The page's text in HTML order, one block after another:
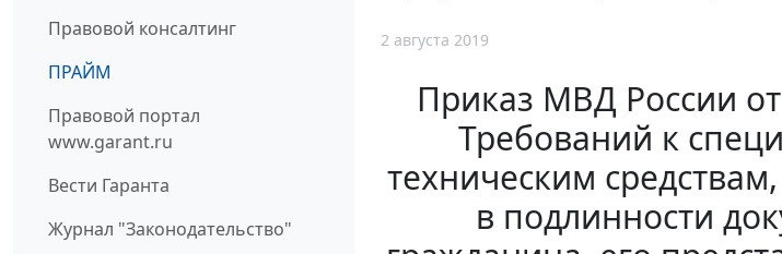
Правовой консалтинг
ПРАЙМ
Правовой портал
www.garant.ru
Вести Гаранта
Журнал "Законодательство"
2 августа 2019
Приказ МВД России
Требований к
техническим
в подлинности